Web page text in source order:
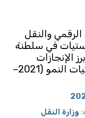
والنقل
في سلطنة
الإنجازات
وإحصائيات النمو (2021–
: وزارة النقل